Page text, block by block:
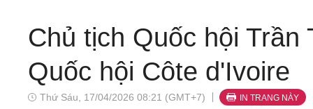
Chủ tịch Quốc hội Trần
Quốc hội Côte d'Ivoire
Thứ Sáu, 17/04/2026 08:21 (GMT+7) IN TRANG NÀY